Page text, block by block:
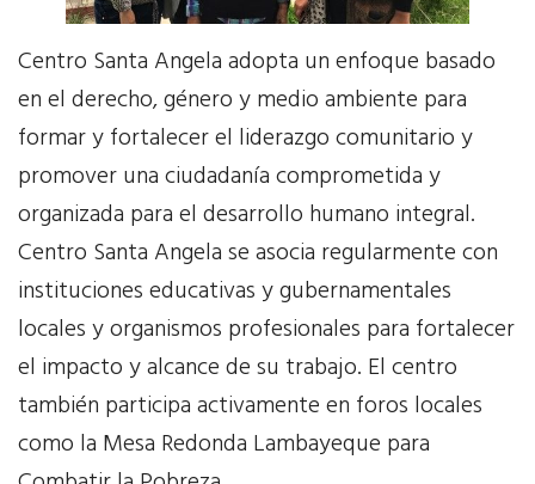
Contacta
Donativo
Centro Santa Angela adopta un enfoque basado
en el derecho, género y medio ambiente para
formar y fortalecer el liderazgo comunitario y
promover una ciudadanía comprometida y
organizada para el desarrollo humano integral.
Centro Santa Angela se asocia regularmente con
instituciones educativas y gubernamentales
locales y organismos profesionales para fortalecer
el impacto y alcance de su trabajo. El centro
también participa activamente en foros locales
como la Mesa Redonda Lambayeque para